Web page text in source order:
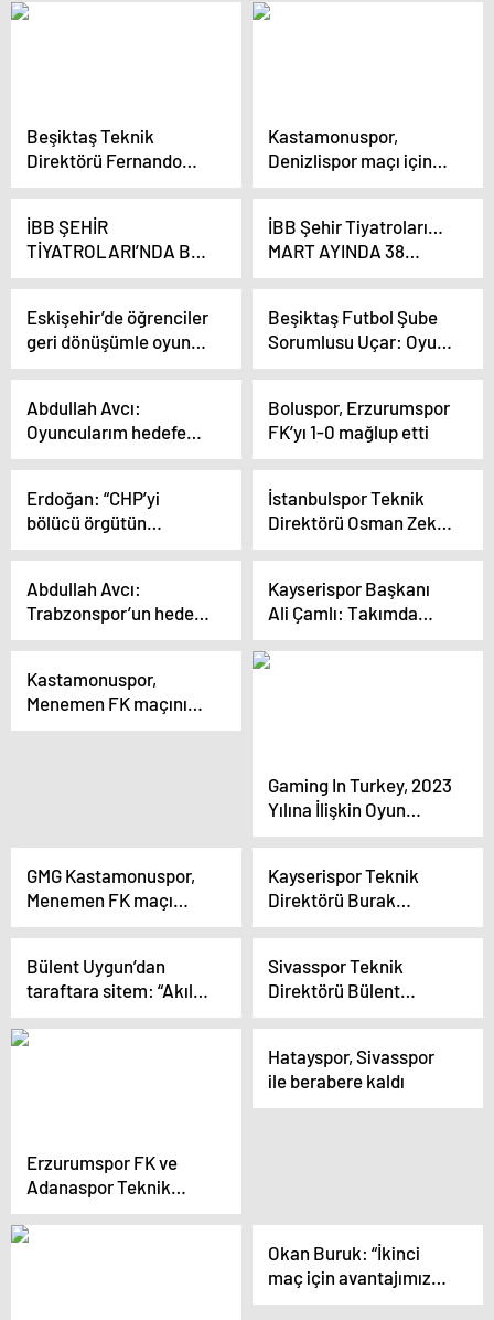
gösteriyoruz
oynar” -1-
Beşiktaş Teknik
Direktörü Fernando
Santos sabır istedi
Kastamonuspor,
Denizlispor maçı için
hazırlıklarını
İBB ŞEHİR
TİYATROLARI’NDA BU
HAFTA!..
İBB Şehir Tiyatroları…
MART AYINDA 38
OYUNU SEYİRCİYLE
Eskişehir’de öğrenciler
geri dönüşümle oyun
üretiyor
Beşiktaş Futbol Şube
Sorumlusu Uçar: Oyun
anlamında gelişme var
oynamalıyız
Abdullah Avcı:
Oyuncularım hedefe
doğru gitmemize
Boluspor, Erzurumspor
FK’yı 1-0 mağlup etti
Erdoğan: “CHP’yi
bölücü örgütün
güdümündeki DEM’in
dönüştürenler utansın”
İstanbulspor Teknik
Direktörü Osman Zeki
Korkmaz: Türk
katacak bir oyun
üretmeye çalışıyoruz
Abdullah Avcı:
Trabzonspor’un hedefi
üçüncülük,
Türkiye Kupası
Kayserispor Başkanı
Ali Çamlı: Takımda
işler yoluna girmeye
başladı
Kastamonuspor,
Menemen FK maçının
hazırlıklarını
Gaming In Turkey, 2023
Yılına İlişkin Oyun
Sektörü Raporunu
GMG Kastamonuspor,
Menemen FK maçı
öncesi hazırlıklarını
Kayserispor Teknik
Direktörü Burak
Yılmaz: ‘Sadece 3
da çok değerli olduğu
haftalara girdik’
Bülent Uygun’dan
taraftara sitem: “Akıl
vermeyi bırakın”
Sivasspor Teknik
Direktörü Bülent
Uygun Taraftarlara
Erzurumspor FK ve
Adanaspor Teknik
Direktörleri Maç
Sonrası Açıklamalarda
Hatayspor, Sivasspor
ile berabere kaldı
Okan Buruk: “İkinci
maç için avantajımız
oldu”